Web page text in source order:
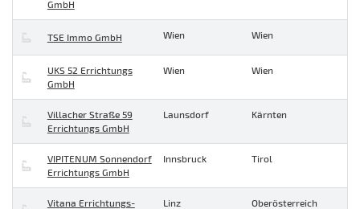
GmbH
TSE Immo GmbH Wien Wien
UKS 52 Errichtungs
GmbH
Wien Wien
Villacher Straße 59
Errichtungs GmbH
Launsdorf Kärnten
VIPITENUM Sonnendorf
Errichtungs GmbH
Innsbruck Tirol
Vitana Errichtungs-
Linz Oberösterreich